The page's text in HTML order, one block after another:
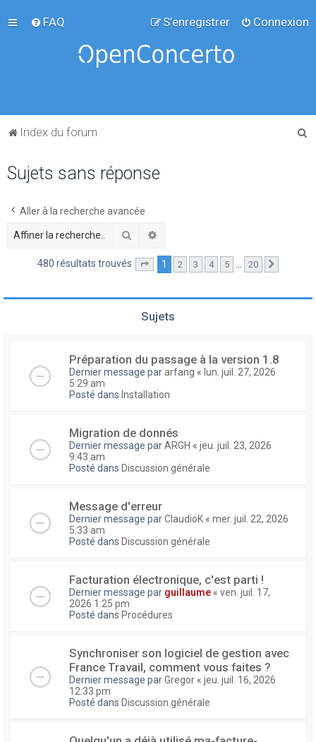
FAQ Connexion
S’enregistrer
Index du forum
Sujets sans réponse
Aller à la recherche avancée
Rechercher
480 résultats trouvés Page sur20
1 2 3 4 5 … 20
Sujets
Préparation du passage à la version 1.8
Dernier message pararfang « lun. juil. 27, 2026
5:29 am
Posté dans Installation
Migration de donnés
Dernier message parARGH « jeu. juil. 23, 2026
9:43 am
Posté dans Discussion générale
Message d'erreur
Dernier message parClaudioK « mer. juil. 22, 2026
5:33 am
Posté dans Discussion générale
Facturation électronique, c'est parti !
Dernier message par guillaume « ven. juil. 17,
2026 1:25 pm
Posté dans Procédures
Synchroniser son logiciel de gestion avec
France Travail, comment vous faites ?
Dernier message parGregor « jeu. juil. 16, 2026
12:33 pm
Posté dans Discussion générale